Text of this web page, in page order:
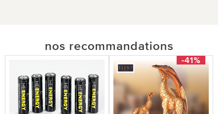
nos recommandations
-41%